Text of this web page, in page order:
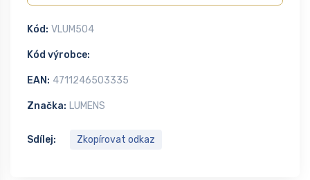
Kód: VLUM504
Kód výrobce:
EAN: 4711246503335
Značka: LUMENS
Sdílej: Zkopírovat odkaz